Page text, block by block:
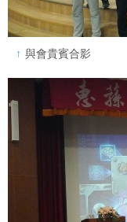
與會貴賓合影